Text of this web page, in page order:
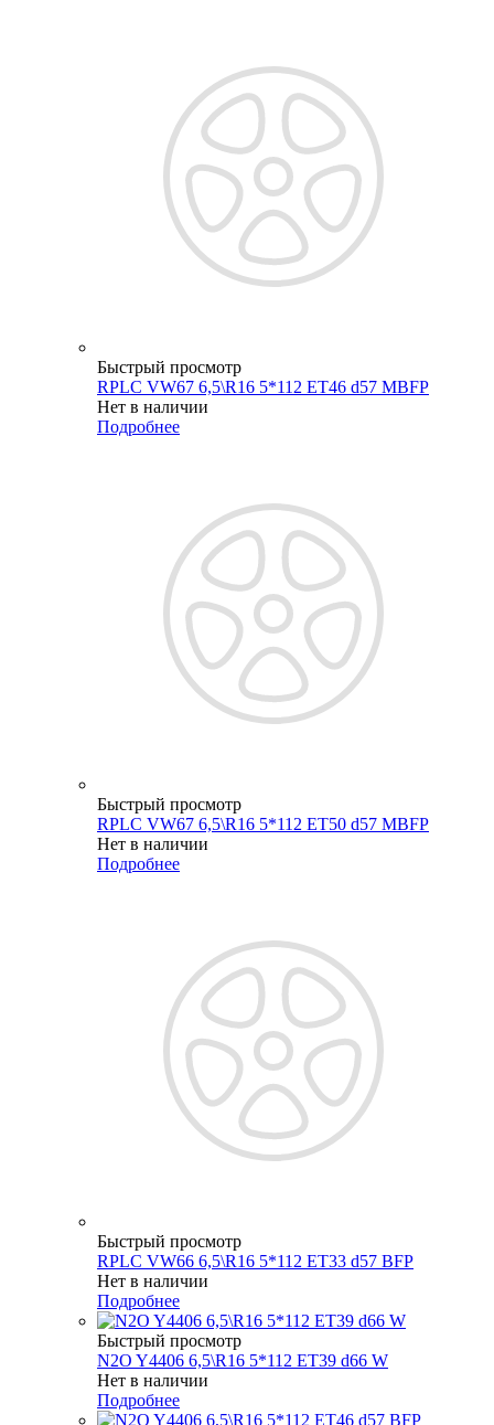
Быстрый просмотр
RPLC VW67 6,5\R16 5*112 ET46 d57 MBFP
Нет в наличии
Подробнее
Быстрый просмотр
RPLC VW67 6,5\R16 5*112 ET50 d57 MBFP
Нет в наличии
Подробнее
Быстрый просмотр
RPLC VW66 6,5\R16 5*112 ET33 d57 BFP
Нет в наличии
Подробнее
Быстрый просмотр
N2O Y4406 6,5\R16 5*112 ET39 d66 W
Нет в наличии
Подробнее